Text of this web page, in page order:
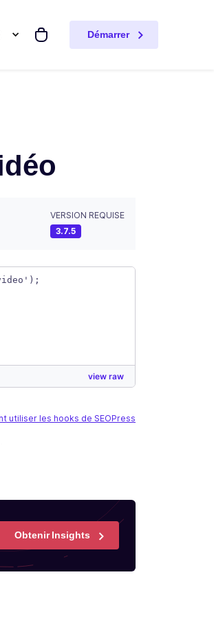
Mon panier
Démarrer
VERSION REQUISE
3.7.5
view raw
utiliser les hooks de SEOPress
Obtenir Insights